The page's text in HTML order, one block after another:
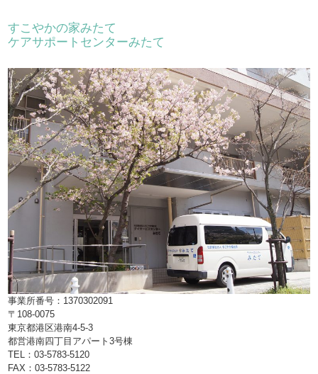
すこやかの家みたて
ケアサポートセンターみたて
事業所番号：1370302091
〒108-0075
東京都港区港南4-5-3
都営港南四丁目アパート3号棟
TEL：03-5783-5120
FAX：03-5783-5122